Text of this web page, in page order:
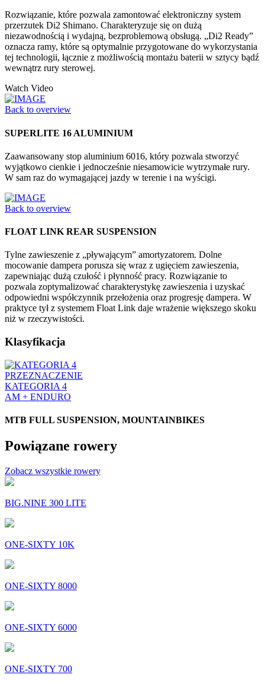
Rozwiązanie, które pozwala zamontować elektroniczny system
przerzutek Di2 Shimano. Charakteryzuje się on dużą
niezawodnością i wydajną, bezproblemową obsługą. „Di2 Ready”
oznacza ramy, które są optymalnie przygotowane do wykorzystania
tej technologii, łącznie z możliwością montażu baterii w sztycy bądź
wewnątrz rury sterowej.
Watch Video
Back to overview
SUPERLITE 16 ALUMINIUM
Zaawansowany stop aluminium 6016, który pozwala stworzyć
wyjątkowo cienkie i jednocześnie niesamowicie wytrzymałe rury.
W sam raz do wymagającej jazdy w terenie i na wyścigi.
Back to overview
FLOAT LINK REAR SUSPENSION
Tylne zawieszenie z „pływającym” amortyzatorem. Dolne
mocowanie dampera porusza się wraz z ugięciem zawieszenia,
zapewniając dużą czułość i płynność pracy. Rozwiązanie to
pozwala zoptymalizować charakterystykę zawieszenia i uzyskać
odpowiedni współczynnik przełożenia oraz progresję dampera. W
praktyce tył z systemem Float Link daje wrażenie większego skoku
niż w rzeczywistości.
Klasyfikacja
PRZEZNACZENIE
KATEGORIA 4
AM + ENDURO
MTB FULL SUSPENSION, MOUNTAINBIKES
Powiązane rowery
Zobacz wszystkie rowery
BIG.NINE 300 LITE
ONE-SIXTY 10K
ONE-SIXTY 8000
ONE-SIXTY 6000
ONE-SIXTY 700